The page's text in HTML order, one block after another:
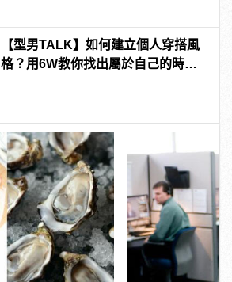
【型男TALK】如何建立個人穿搭風
格？用6W教你找出屬於自己的時尚